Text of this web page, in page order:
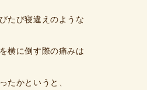
たび寝違えのような
横に倒す際の痛みは
たかというと、